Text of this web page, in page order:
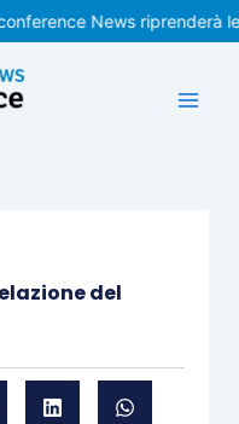
News riprenderà le
del